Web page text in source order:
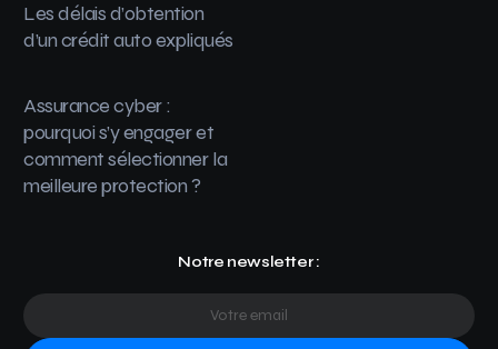
Les délais d’obtention
d’un crédit auto expliqués
Assurance cyber :
pourquoi s’y engager et
comment sélectionner la
meilleure protection ?
Notre newsletter :